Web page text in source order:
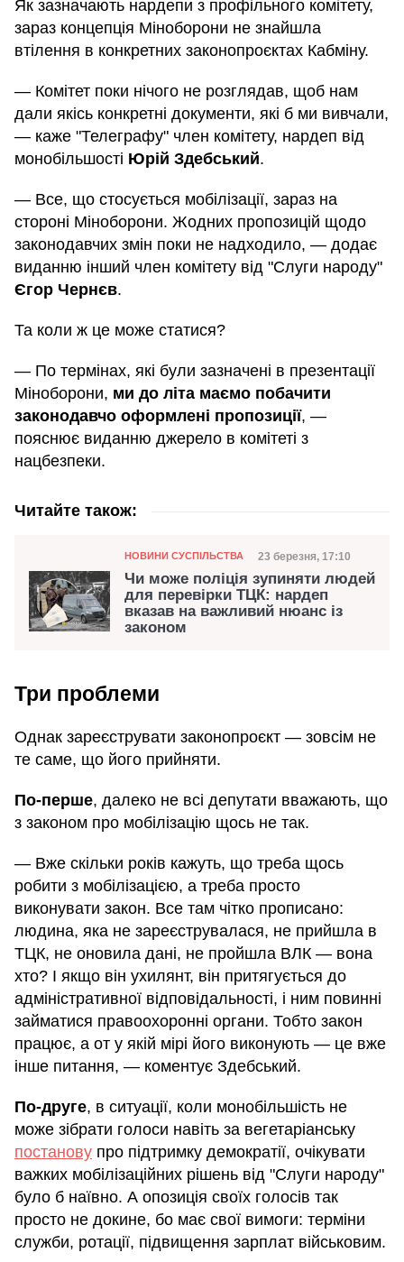
Як зазначають нардепи з профільного комітету,
зараз концепція Міноборони не знайшла
втілення в конкретних законопроєктах Кабміну.
— Комітет поки нічого не розглядав, щоб нам
дали якісь конкретні документи, які б ми вивчали,
— каже "Телеграфу" член комітету, нардеп від
монобільшості Юрій Здебський.
— Все, що стосується мобілізації, зараз на
стороні Міноборони. Жодних пропозицій щодо
законодавчих змін поки не надходило, — додає
виданню інший член комітету від "Слуги народу"
Єгор Чернєв.
Та коли ж це може статися?
— По термінах, які були зазначені в презентації
Міноборони, ми до літа маємо побачити
законодавчо оформлені пропозиції, —
пояснює виданню джерело в комітеті з
нацбезпеки.
Читайте також:
Категорія
НОВИНИ СУСПІЛЬСТВА Дата публікації
23 березня, 17:10
Чи може поліція зупиняти людей
для перевірки ТЦК: нардеп
вказав на важливий нюанс із
законом
Три проблеми
Однак зареєструвати законопроєкт — зовсім не
те саме, що його прийняти.
По-перше, далеко не всі депутати вважають, що
з законом про мобілізацію щось не так.
— Вже скільки років кажуть, що треба щось
робити з мобілізацією, а треба просто
виконувати закон. Все там чітко прописано:
людина, яка не зареєструвалася, не прийшла в
ТЦК, не оновила дані, не пройшла ВЛК — вона
хто? І якщо він ухилянт, він притягується до
адміністративної відповідальності, і ним повинні
займатися правоохоронні органи. Тобто закон
працює, а от у якій мірі його виконують — це вже
інше питання, — коментує Здебський.
По-друге, в ситуації, коли монобільшість не
може зібрати голоси навіть за вегетаріанську
постанову про підтримку демократії, очікувати
важких мобілізаційних рішень від "Слуги народу"
було б наївно. А опозиція своїх голосів так
просто не докине, бо має свої вимоги: терміни
служби, ротації, підвищення зарплат військовим.